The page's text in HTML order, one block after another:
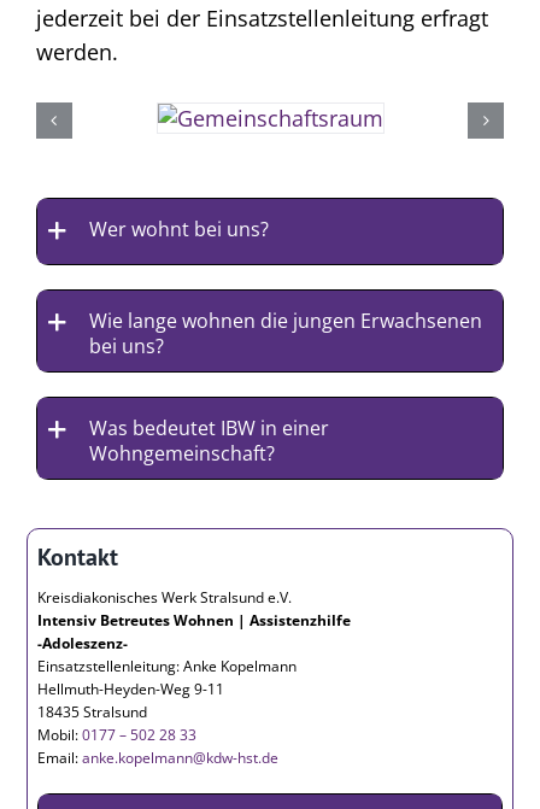
jederzeit bei der Einsatzstellenleitung erfragt
werden.
Wer wohnt bei uns?
Wie lange wohnen die jungen Erwachsenen
bei uns?
Was bedeutet IBW in einer
Wohngemeinschaft?
Kontakt
Kreisdiakonisches Werk Stralsund e.V.
Intensiv Betreutes Wohnen | Assistenzhilfe
-Adoleszenz-
Einsatzstellenleitung:Anke Kopelmann
Hellmuth-Heyden-Weg 9-11
18435 Stralsund
Mobil:0177 – 502 28 33
Email:anke.kopelmann@kdw-hst.de